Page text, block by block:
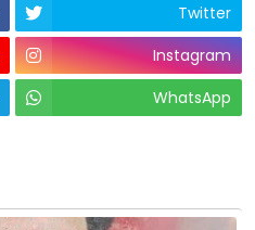
Twitter
Instagram
WhatsApp